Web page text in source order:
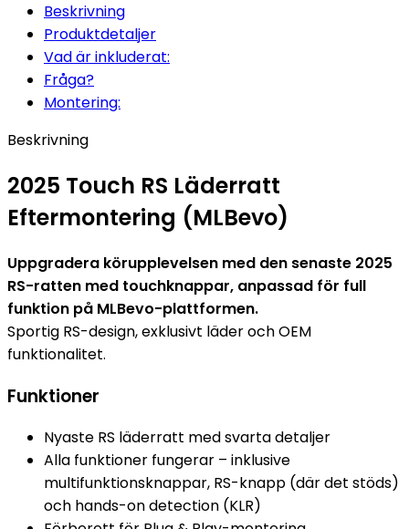
Beskrivning
Produktdetaljer
Vad är inkluderat:
Fråga?
Montering:
Beskrivning
2025 Touch RS Läderratt
Eftermontering (MLBevo)
Uppgradera körupplevelsen med den senaste 2025
RS-ratten med touchknappar, anpassad för full
funktion på MLBevo-plattformen.
Sportig RS-design, exklusivt läder och OEM
funktionalitet.
Funktioner
Nyaste RS läderratt med svarta detaljer
Alla funktioner fungerar – inklusive
multifunktionsknappar, RS-knapp (där det stöds)
och hands-on detection (KLR)